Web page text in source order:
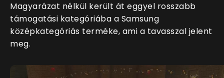
Magyarázat nélkül került át eggyel rosszabb
támogatási kategóriába a Samsung
középkategóriás terméke, ami a tavasszal jelent
meg.